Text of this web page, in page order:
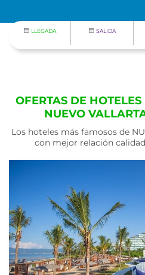
LLEGADA SALIDA
OFERTAS DE
NUEVO
Los hoteles más famosos de
con mejor relación